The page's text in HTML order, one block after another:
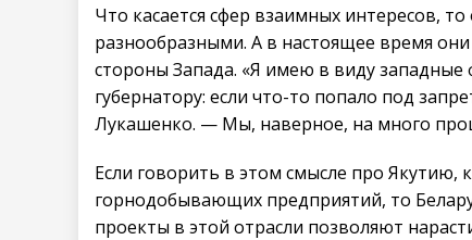
Что касается сфер взаимных интересов,
разнообразными. А в настоящее время
стороны Запада. «Я имею в виду
губернатору: если что-то попало под
Лукашенко. — Мы, наверное, на много
Если говорить в этом смысле про
горнодобывающих предприятий, то
проекты в этой отрасли позволяют